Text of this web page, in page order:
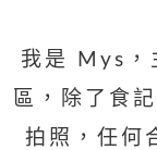
我是 Mys，
區，除了食
拍照，任何